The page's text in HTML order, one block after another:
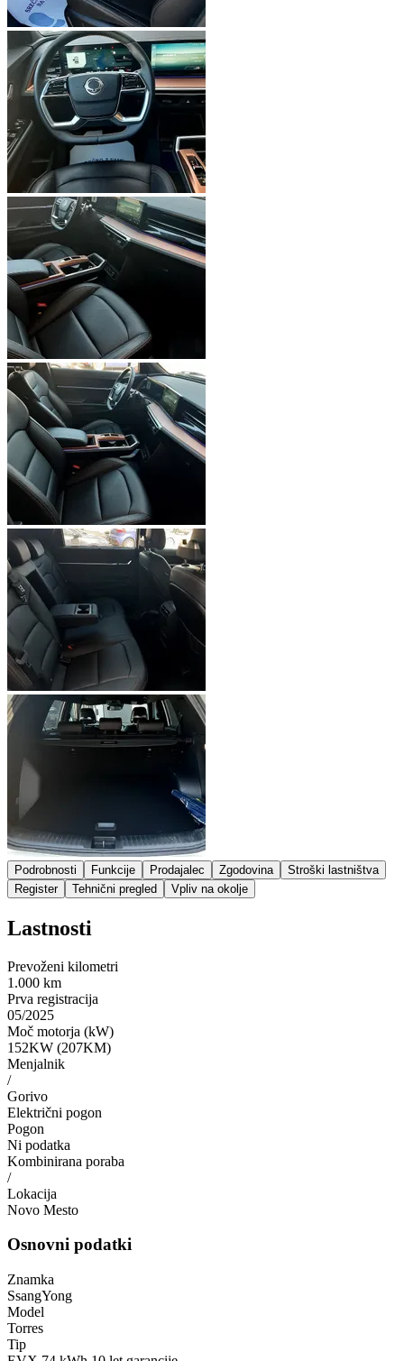
Podrobnosti Funkcije Prodajalec Zgodovina
Stroški lastništva
Register
Tehnični pregled Vpliv na okolje
Lastnosti
Prevoženi kilometri
1.000 km
Prva registracija
05/2025
Moč motorja (kW)
152KW (207KM)
Menjalnik
/
Gorivo
Električni pogon
Pogon
Ni podatka
Kombinirana poraba
/
Lokacija
Novo Mesto
Osnovni podatki
Znamka
SsangYong
Model
Torres
Tip